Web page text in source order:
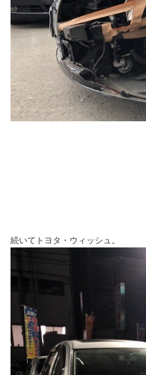
続いてトヨタ・ウィッシュ。